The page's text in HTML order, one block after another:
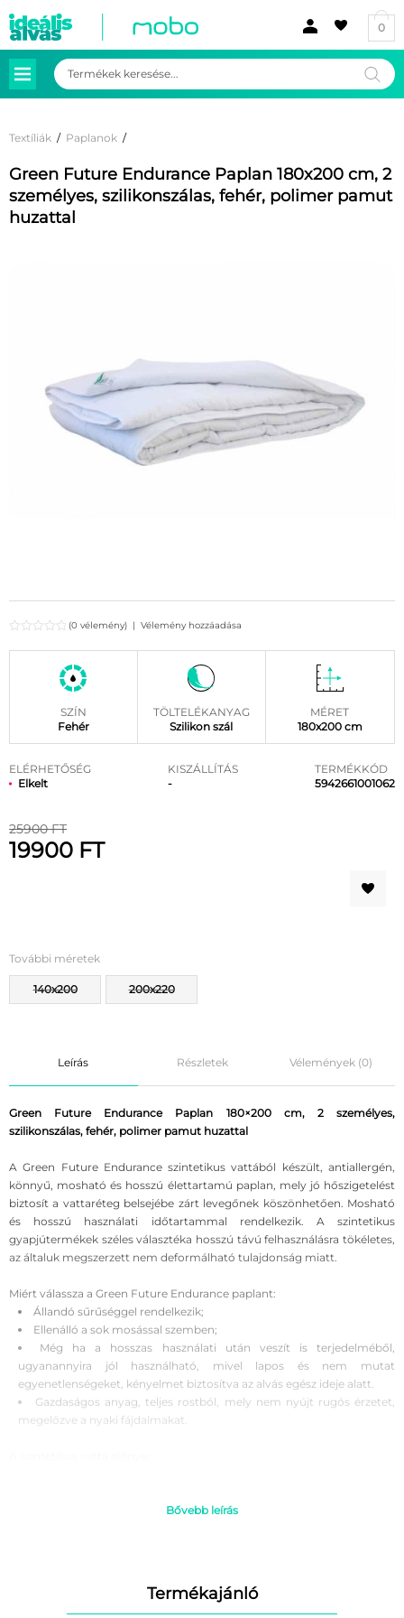
0
Products
search
Textíliák / Paplanok /
Green Future Endurance Paplan 180x200 cm, 2
személyes, szilikonszálas, fehér, polimer pamut
huzattal
(0 vélemény) | Vélemény hozzáadása
SZÍN
Fehér
TÖLTELÉKANYAG
Szilikon szál
MÉRET
180x200 cm
ELÉRHETŐSÉG
Elkelt
KISZÁLLÍTÁS
-
TERMÉKKÓD
5942661001062
25900 FT
19900 FT
További méretek
140x200 200x220
Leírás Részletek Vélemények (0)
Green Future Endurance Paplan 180×200 cm, 2 személyes,
szilikonszálas, fehér, polimer pamut huzattal
A Green Future Endurance szintetikus vattából készült, antiallergén,
könnyű, mosható és hosszú élettartamú paplan, mely jó hőszigetelést
biztosít a vattaréteg belsejébe zárt levegőnek köszönhetően. Mosható
és hosszú használati időtartammal rendelkezik. A szintetikus
gyapjútermékek széles választéka hosszú távú felhasználásra tökéletes,
az általuk megszerzett nem deformálható tulajdonság miatt.
Miért válassza a Green Future Endurance paplant:
Állandó sűrűséggel rendelkezik;
Ellenálló a sok mosással szemben;
Még ha a hosszas használati után veszít is terjedelméből,
ugyanannyira jól használható, mivel lapos és nem mutat
egyenetlenségeket, kényelmet biztosítva az alvás egész ideje alatt.
Gazdaságos anyag, teljes rostból, mely nem nyújt rugós érzetet,
megelőzve a nyaki fájdalmakat.
A paplant mindig ágyneművel használja, mely megvédi a paplant,
így kevesebbszer kell mosni.
Bővebb leírás
Termékajánló